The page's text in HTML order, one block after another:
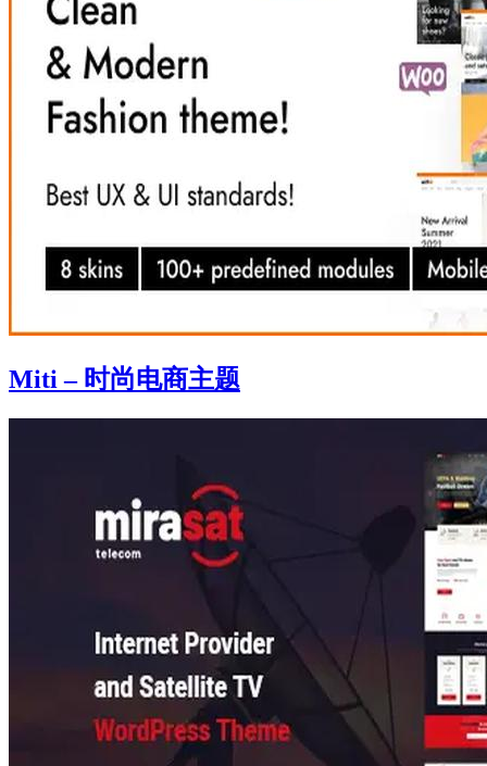
Miti – 时尚电商主题